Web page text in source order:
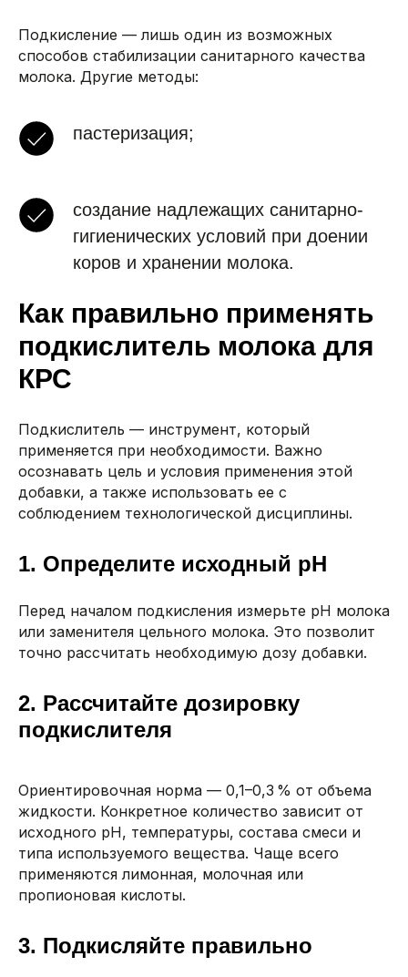
Подкисление — лишь один из возможных
способов стабилизации санитарного качества
молока. Другие методы:
пастеризация;
создание надлежащих санитарно-
гигиенических условий при доении
коров и хранении молока.
Как правильно применять
подкислитель молока для
КРС
Подкислитель — инструмент, который
применяется при необходимости. Важно
осознавать цель и условия применения этой
добавки, а также использовать ее с
соблюдением технологической дисциплины.
1. Определите исходный pH
Перед началом подкисления измерьте pH молока
или заменителя цельного молока. Это позволит
точно рассчитать необходимую дозу добавки.
2. Рассчитайте дозировку
подкислителя
Ориентировочная норма — 0,1–0,3 % от объема
жидкости. Конкретное количество зависит от
исходного pH, температуры, состава смеси и
типа используемого вещества. Чаще всего
применяются лимонная, молочная или
пропионовая кислоты.
3. Подкисляйте правильно